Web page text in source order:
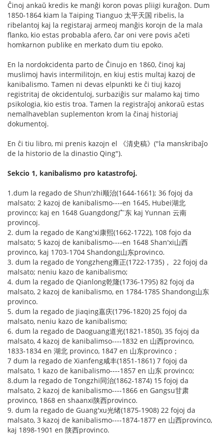
Ĉinoj ankaŭ kredis ke manĝi koron povas pliigi kuraĝon. Dum
1850-1864 kiam la Taiping Tianguo 太平天国 ribelis, la
ribelantoj kaj la registaraj armeoj manĝis korojn de la mala
flanko, kio estas probabla afero, ĉar oni vere povis aĉeti
homkarnon publike en merkato dum tiu epoko.
En la nordokcidenta parto de Ĉinujo en 1860, ĉinoj kaj
muslimoj havis intermilitojn, en kiuj estis multaj kazoj de
kanibalismo. Tamen ni devas elpunkti ke ĉi tiuj kazoj
registritaj de okcidentuloj, surbaziĝis sur malamo kaj timo
psikologia, kio estis troa. Tamen la registraĵoj ankoraŭ estas
nemalhaveblan suplementon krom la ĉinaj historiaj
dokumentoj.
En ĉi tiu libro, mi prenis kazojn el 《清史稿》("la manskribaĵo
de la historio de la dinastio Qing").
Sekcio 1, kanibalismo pro katastrofoj.
1.dum la regado de Shun'zhi顺治(1644-1661); 36 fojoj da
malsato; 2 kazoj de kanibalismo----en 1645, Hubei湖北
provinco; kaj en 1648 Guangdong广东 kaj Yunnan 云南
provincoj.
2. dum la regado de Kang'xi康熙(1662-1722), 108 fojo da
malsato; 5 kazoj de kanibalismo----en 1648 Shan'xi山西
provinco, kaj 1703-1704 Shandong山东provinco.
3. dum la regado de Yongzheng雍正(1722-1735)， 22 fojoj da
malsato; neniu kazo de kanibalismo;
4. dum la regado de Qianlong乾隆(1736-1795) 82 fojoj da
malsato, 2 kazoj de kanibalismo, en 1784-1785 Shandong山东
provinco.
5. dum la regado de Jiaqing嘉庆(1796-1820) 25 fojoj da
malsato, neniu kazo de kanibalismo;
6. dum la regado de Daoguang道光(1821-1850), 35 fojoj da
malsato, 4 kazoj de kanibalimso----1832 en 山西provinco,
1833-1834 en 湖北 provinco, 1847 en 山东provinco；
7 dum la regado de Xianfeng咸丰(1851-1861) 7 fojoj da
malsato, 1 kazo de kanibalismo----1857 en 山东 provinco;
8.dum la regado de Tongzhi同治(1862-1874) 15 fojoj da
malsato, 2 kazoj de kanibalismo----1866 en Gangsu甘肃
provinco, 1868 en shaanxi陕西provinco.
9. dum la regado de Guang'xu光绪(1875-1908) 22 fojoj da
malsato, 3 kazoj de kanibalismo----1874-1877 en 山西provinco,
kaj 1898-1901 en 陕西provinco.